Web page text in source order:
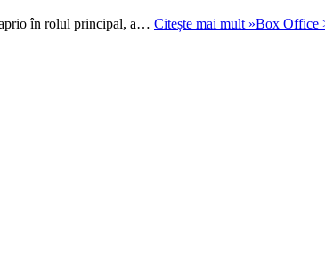
în rolul principal, a… Citește mai mult »Box Office